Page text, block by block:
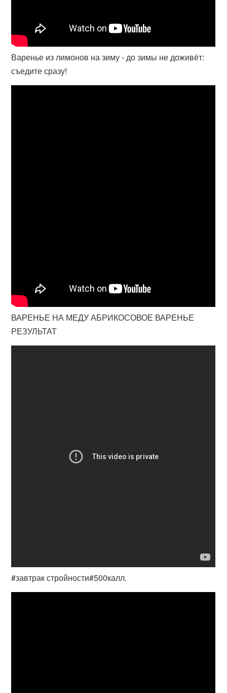
Варенье из лимонов на зиму - до зимы не доживёт:
съедите сразу!
ВАРЕНЬЕ НА МЕДУ АБРИКОСОВОЕ ВАРЕНЬЕ
РЕЗУЛЬТАТ
#завтрак стройности#500калл.